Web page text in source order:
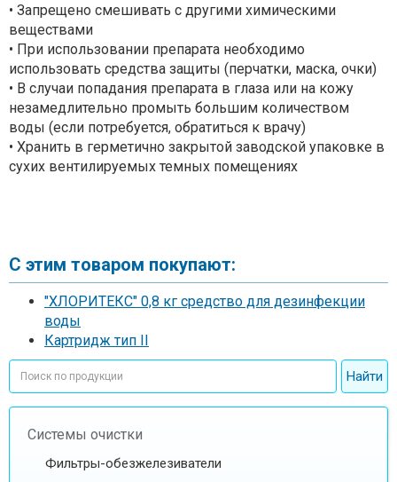
• Запрещено смешивать с другими химическими
веществами
• При использовании препарата необходимо
использовать средства защиты (перчатки, маска, очки)
• В случаи попадания препарата в глаза или на кожу
незамедлительно промыть большим количеством
воды (если потребуется, обратиться к врачу)
• Хранить в герметично закрытой заводской упаковке в
сухих вентилируемых темных помещениях
С этим товаром покупают:
"ХЛОРИТЕКС" 0,8 кг средство для дезинфекции
воды
Картридж тип II
Системы очистки
Фильтры-обезжелезиватели